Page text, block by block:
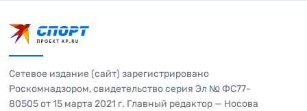
Сетевое издание (сайт) зарегистрировано
Роскомнадзором, свидетельство серия Эл № ФС77-
80505 от 15 марта 2021 г. Главный редактор — Носова